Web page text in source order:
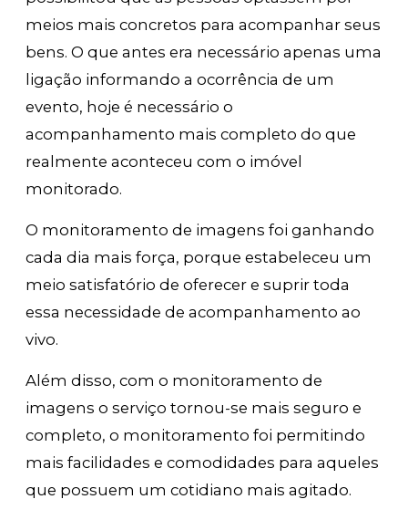
meios mais concretos para acompanhar seus
bens. O que antes era necessário apenas uma
ligação informando a ocorrência de um
evento, hoje é necessário o
acompanhamento mais completo do que
realmente aconteceu com o imóvel
monitorado.
O monitoramento de imagens foi ganhando
cada dia mais força, porque estabeleceu um
meio satisfatório de oferecer e suprir toda
essa necessidade de acompanhamento ao
vivo.
Além disso, com o monitoramento de
imagens o serviço tornou-se mais seguro e
completo, o monitoramento foi permitindo
mais facilidades e comodidades para aqueles
que possuem um cotidiano mais agitado.